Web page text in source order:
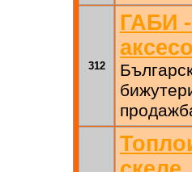
312
ГАБИ